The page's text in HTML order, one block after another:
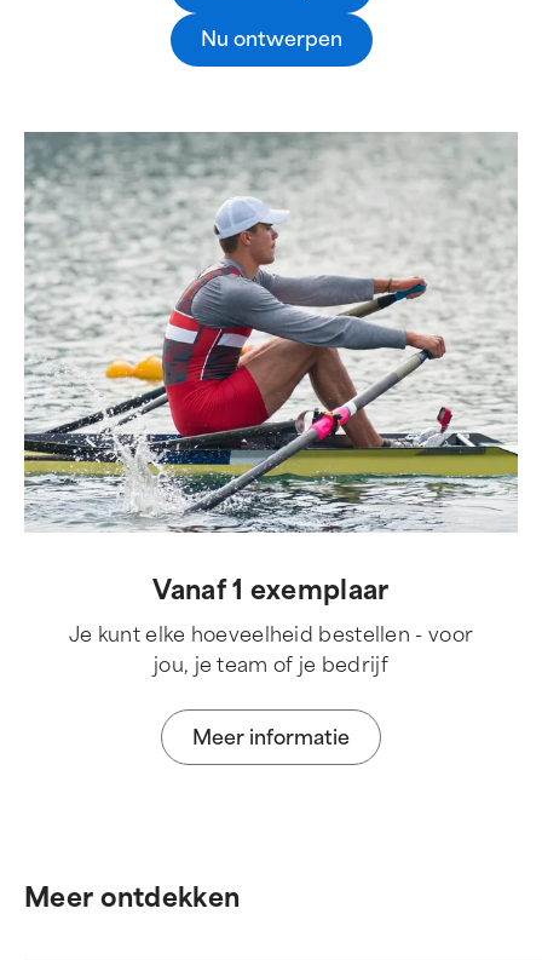
Nu ontwerpen
Vanaf 1 exemplaar
Je kunt elke hoeveelheid bestellen - voor
jou, je team of je bedrijf
Meer informatie
Meer ontdekken